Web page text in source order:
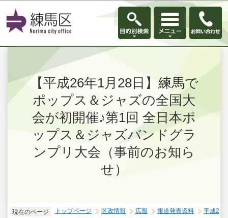
このページの本文へ移動
【平成26年1月28日】練馬で
ポップス＆ジャズの全国大
会が初開催♪第1回 全日本ポ
ップス＆ジャズバンドグラ
ンプリ大会（事前のお知ら
せ）
現在のページ トップページ 区政情報 広報 報道発表資料
平成2